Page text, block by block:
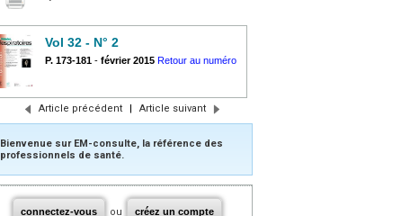
Vol 32 - N° 2
P. 173-181 - février 2015 Retour au numéro
Article précédent | Article suivant
Bienvenue sur EM-consulte, la référence des
professionnels de santé.
connectez-vous ou créez un compte